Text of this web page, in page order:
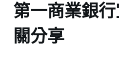
第一商業銀
關分享